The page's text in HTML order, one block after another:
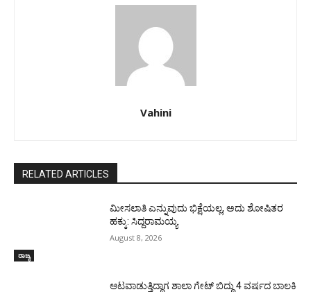
Vahini
RELATED ARTICLES
ರಾಜ್ಯ
ಮೀಸಲಾತಿ ಎನ್ನುವುದು ಭಿಕ್ಷೆಯಲ್ಲ, ಅದು ಶೋಷಿತರ
ಹಕ್ಕು: ಸಿದ್ದರಾಮಯ್ಯ
August 8, 2026
ಆಟವಾಡುತ್ತಿದ್ದಾಗ ಶಾಲಾ ಗೇಟ್‌ ಬಿದ್ದು 4 ವರ್ಷದ ಬಾಲಕಿ